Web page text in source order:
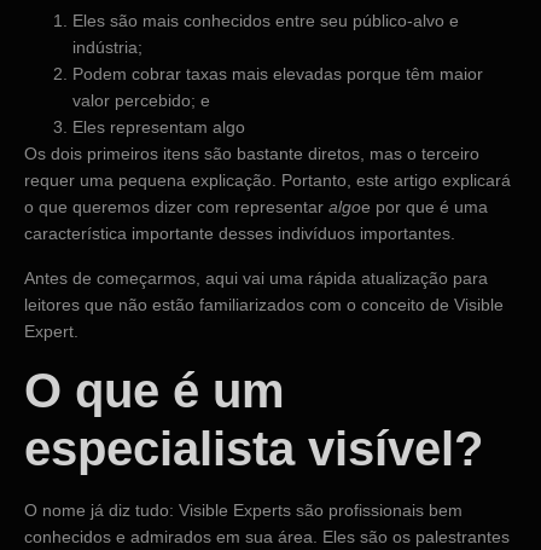
Eles são mais conhecidos entre seu público-alvo e
indústria;
Podem cobrar taxas mais elevadas porque têm maior
valor percebido; e
Eles representam algo
Os dois primeiros itens são bastante diretos, mas o terceiro
requer uma pequena explicação. Portanto, este artigo explicará
o que queremos dizer com representar algoe por que é uma
característica importante desses indivíduos importantes.
Antes de começarmos, aqui vai uma rápida atualização para
leitores que não estão familiarizados com o conceito de Visible
Expert.
O que é um
especialista visível?
O nome já diz tudo: Visible Experts são profissionais bem
conhecidos e admirados em sua área. Eles são os palestrantes